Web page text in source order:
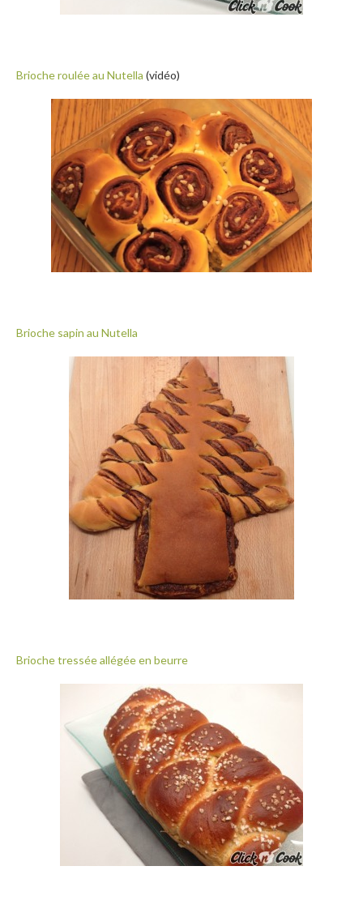
Brioche roulée au Nutella (vidéo)
Brioche sapin au Nutella
Brioche tressée allégée en beurre